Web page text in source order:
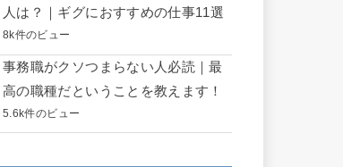
人は？｜ギグにおすすめの仕事11選
8k件のビュー
事務職がクソつまらない人必読｜最
高の職種だということを教えます！
5.6k件のビュー